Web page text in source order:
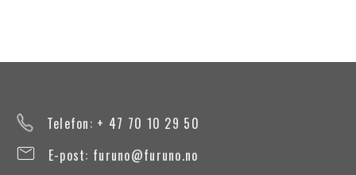
Telefon: + 47 70 10 29 50
E-post: furuno@furuno.no